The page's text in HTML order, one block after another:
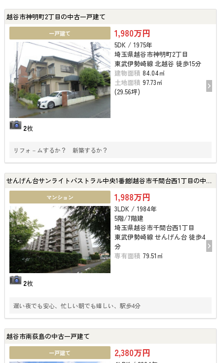
越谷市神明町2丁目の中古一戸建て
一戸建て
2枚
1,980万円
5DK / 1975年
埼玉県越谷市神明町2丁目
東武伊勢崎線 北越谷 徒歩15分
建物面積 84.04㎡
土地面積 97.73㎡
(29.56坪)
リフォ－ムするか？ 新築するか？
せんげん台サンライトパストラル中央1番館|越谷市千間台西1丁目の中古マンション
マンション
2枚
1,988万円
3LDK / 1984年
5階/7階建
埼玉県越谷市千間台西1丁目
東武伊勢崎線 せんげん台 徒歩4
分
専有面積 79.51㎡
遅い夜でも安心、忙しい朝でも嬉しい、駅歩4分
越谷市南荻島の中古一戸建て
一戸建て 2,380万円